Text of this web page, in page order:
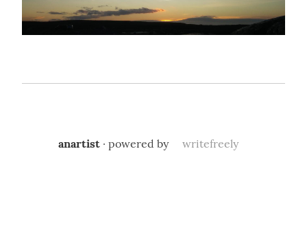
anartist· powered by writefreely